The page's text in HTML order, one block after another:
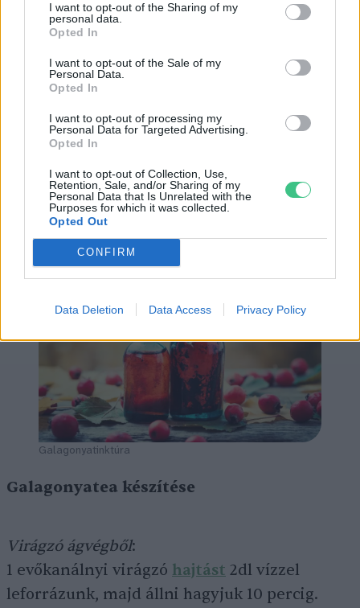
I want to opt-out of the Sharing of my
personal data.
Opted In
I want to opt-out of the Sale of my
Personal Data.
Opted In
I want to opt-out of processing my
Personal Data for Targeted Advertising.
Opted In
I want to opt-out of Collection, Use,
Retention, Sale, and/or Sharing of my
Personal Data that Is Unrelated with the
Purposes for which it was collected.
Opted Out
CONFIRM
Data Deletion Data Access Privacy Policy
fogyasztjáknyersen, azonban készíthetünk
belőle lekvárt, tinktúrát, húsokhoz mártást,
zselét, szörpöt vagy teát is, valamint a méze
is kiváló. A bogyókon kívül ehető még a
növény levele és a marcipánízű
virága is,
virágzó ágvégét is tinktúrában vagy teaként
elkészítéssel bíbelődni, annak a termés
porított változatát tartalmazó
galagonyakapszulaajánlott.
Galagonyatinktúra
Galagonyatea készítése
Virágzó ágvégből:
1 evőkanálnyi virágzó hajtást 2dl vízzel
leforrázunk, majd állni hagyjuk 10 percig.